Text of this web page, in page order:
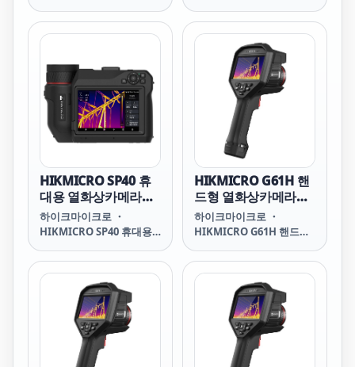
Handheld Thermal
Camera SP60 SP60
SP60 SP60 하이크마이크
로 하이크마이크로 SP60
Handheld Thermal
Camera SP40H SP40H
HIKMICRO HIKMICRO
SP40H SP40H 하이크마이
크로 하이크마이크로
HIKMICRO SP40 휴
대용 열화상카메라
(480x360)
하이크마이크로 ・
HIKMICRO SP40 휴대용
Handheld Thermal
Camera SP40 SP40
HIKMICRO HIKMICRO
SP40 SP40 하이크마이크
로 하이크마이크로 SP40
HIKMICRO G61H 핸
드형 열화상카메라
(384x288)
하이크마이크로 ・
HIKMICRO G61H 핸드형
Handheld Thermal
Camera G61H G61H
HIKMICRO HIKMICRO
G61H G61H 하이크마이크
로 하이크마이크로 G61H